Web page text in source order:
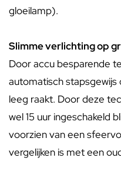
gloeilamp).
Slimme verlichting op
Door accu besparende
automatisch
leeg raakt. Door deze
wel 15 uur ingeschakeld
voorzien van een
vergelijken is met een